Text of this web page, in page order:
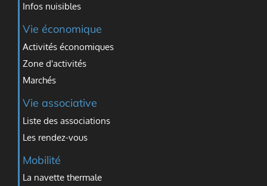
Infos nuisibles
Vie économique
Activités économiques
Zone d'activités
Marchés
Vie associative
Liste des associations
Les rendez-vous
Mobilité
La navette thermale